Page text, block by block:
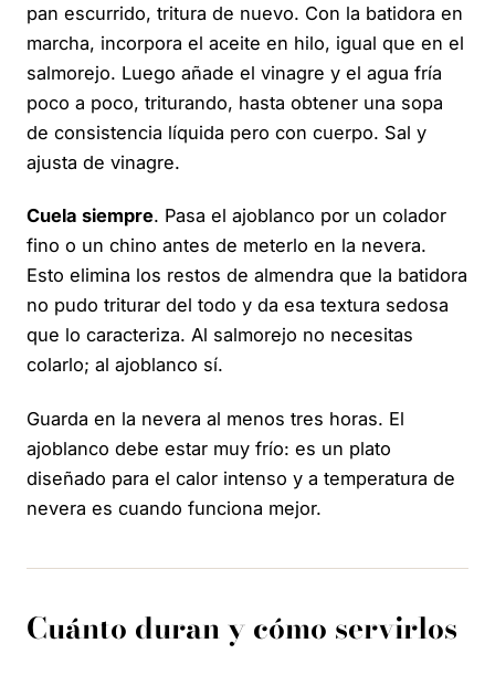
pan escurrido, tritura de nuevo. Con la batidora en
marcha, incorpora el aceite en hilo, igual que en el
salmorejo. Luego añade el vinagre y el agua fría
poco a poco, triturando, hasta obtener una sopa
de consistencia líquida pero con cuerpo. Sal y
ajusta de vinagre.
Cuela siempre. Pasa el ajoblanco por un colador
fino o un chino antes de meterlo en la nevera.
Esto elimina los restos de almendra que la batidora
no pudo triturar del todo y da esa textura sedosa
que lo caracteriza. Al salmorejo no necesitas
colarlo; al ajoblanco sí.
Guarda en la nevera al menos tres horas. El
ajoblanco debe estar muy frío: es un plato
diseñado para el calor intenso y a temperatura de
nevera es cuando funciona mejor.
Cuánto duran y cómo servirlos